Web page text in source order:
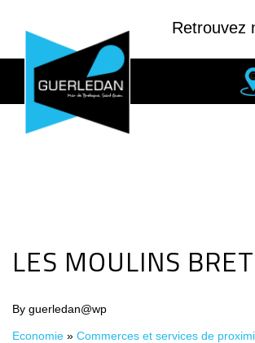
Retrouvez
LES MOULINS
By guerledan@wp
Economie » Commerces et services de